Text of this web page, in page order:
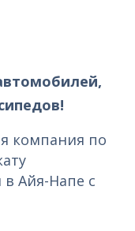
компания по
Айя-Напе с